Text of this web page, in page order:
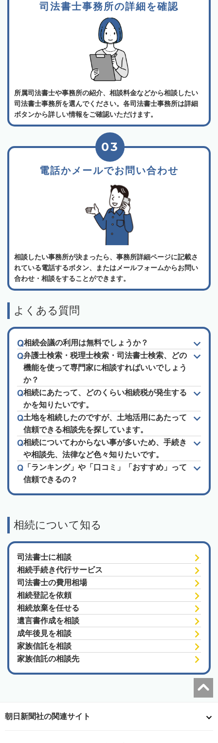
司法書士事務所の詳細を確認
所属司法書士や事務所の紹介、相談料金などから相談したい
司法書士事務所を選んでください。各司法書士事務所は詳細
ボタンから詳しい情報をご確認いただけます。
電話かメールでお問い合わせ
03
相談したい事務所が決まったら、事務所詳細ページに記載さ
れている電話するボタン、またはメールフォームからお問い
合わせ・相談をすることができます。
よくある質問
相続会議の利用は無料でしょうか？
弁護士検索・税理士検索・司法書士検索、どの
機能を使って専門家に相談すればいいでしょう
か？
相続にあたって、どのくらい相続税が発生する
かを知りたいです。
土地を相続したのですが、土地活用にあたって
信頼できる相談先を探しています。
相続についてわからない事が多いため、手続き
や相談先、法律など色々知りたいです。
「ランキング」や「口コミ」「おすすめ」って
信頼できるの？
相続について知る
司法書士に相談
相続手続き代行サービス
司法書士の費用相場
相続登記を依頼
相続放棄を任せる
遺言書作成を相談
成年後見を相談
家族信託を相談
家族信託の相談先
朝日新聞社の関連サイト